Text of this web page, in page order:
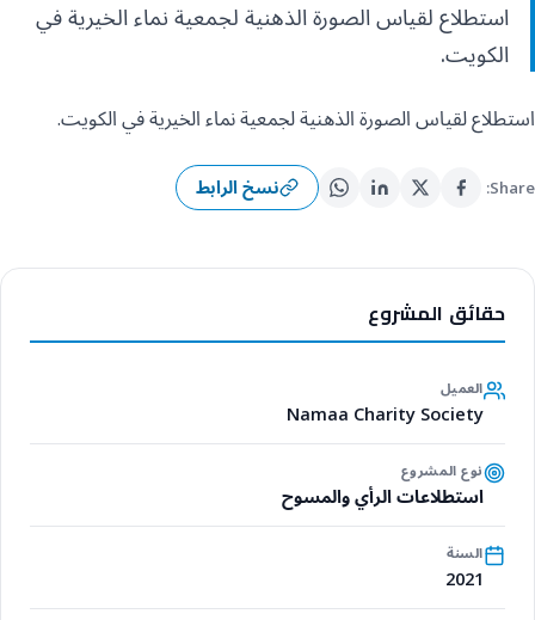
استطلاع لقياس الصورة الذهنية لجمعية نماء الخيرية في
الكويت.
استطلاع لقياس الصورة الذهنية لجمعية نماء الخيرية في الكويت.
Share: نسخ الرابط
حقائق المشروع
العميل
Namaa Charity Society
نوع المشروع
استطلاعات الرأي والمسوح
السنة
2021